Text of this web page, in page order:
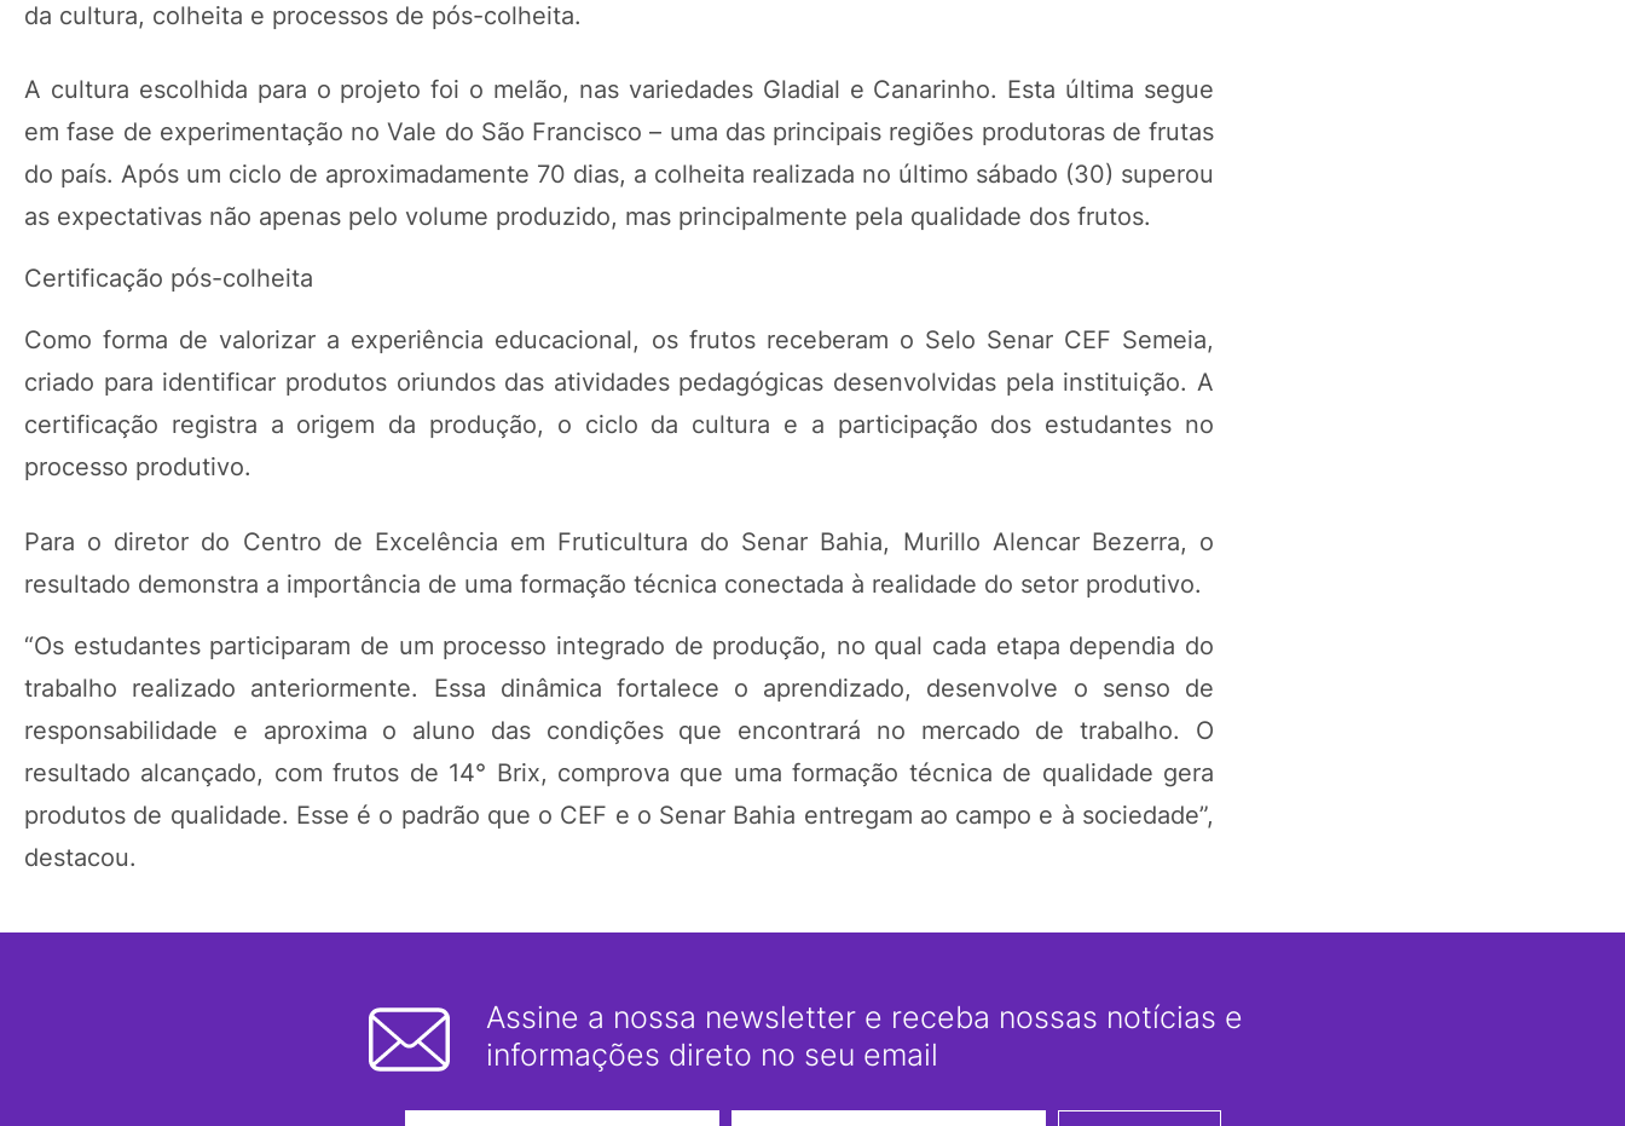
da cultura, colheita e processos de pós-colheita.
A cultura escolhida para o projeto foi o melão, nas variedades Gladial e Canarinho. Esta última segue
em fase de experimentação no Vale do São Francisco – uma das principais regiões produtoras de frutas
do país. Após um ciclo de aproximadamente 70 dias, a colheita realizada no último sábado (30) superou
as expectativas não apenas pelo volume produzido, mas principalmente pela qualidade dos frutos.
Certificação pós-colheita
Como forma de valorizar a experiência educacional, os frutos receberam o Selo Senar CEF Semeia,
criado para identificar produtos oriundos das atividades pedagógicas desenvolvidas pela instituição. A
certificação registra a origem da produção, o ciclo da cultura e a participação dos estudantes no
processo produtivo.
Para o diretor do Centro de Excelência em Fruticultura do Senar Bahia, Murillo Alencar Bezerra, o
resultado demonstra a importância de uma formação técnica conectada à realidade do setor produtivo.
“Os estudantes participaram de um processo integrado de produção, no qual cada etapa dependia do
trabalho realizado anteriormente. Essa dinâmica fortalece o aprendizado, desenvolve o senso de
responsabilidade e aproxima o aluno das condições que encontrará no mercado de trabalho. O
resultado alcançado, com frutos de 14° Brix, comprova que uma formação técnica de qualidade gera
produtos de qualidade. Esse é o padrão que o CEF e o Senar Bahia entregam ao campo e à sociedade”,
destacou.
Assine a nossa newsletter e receba nossas notícias e
informações direto no seu email